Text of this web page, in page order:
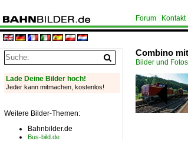
Forum Kontakt
Combino
Bilder und
Lade Deine Bilder hoch!
Jeder kann mitmachen, kostenlos!
Weitere Bilder-Themen:
Bahnbilder.de
Bus-bild.de